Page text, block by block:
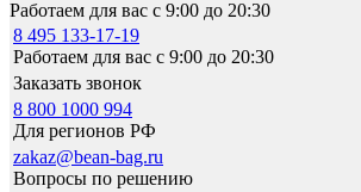
Работаем для вас с 9:00 до 20:30
8 495 133-17-19
Работаем для вас с 9:00 до 20:30
Заказать звонок
8 800 1000 994
Для регионов РФ
zakaz@bean-bag.ru
Вопросы по решению